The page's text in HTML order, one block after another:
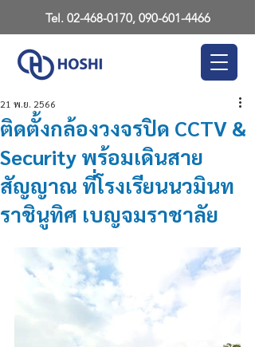
Tel. 02-468-0170, 090-601-4466
ติดตั้งกล้องวงจรปิด CCTV &
Security พร้อมเดินสาย
สัญญาณ ที่โรงเรียนนวมินท
ราชินูทิศ เบญจมราชาลัย
21 พ.ย. 2566